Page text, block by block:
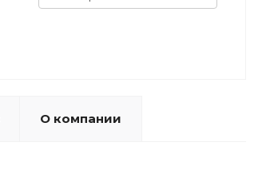
О компании